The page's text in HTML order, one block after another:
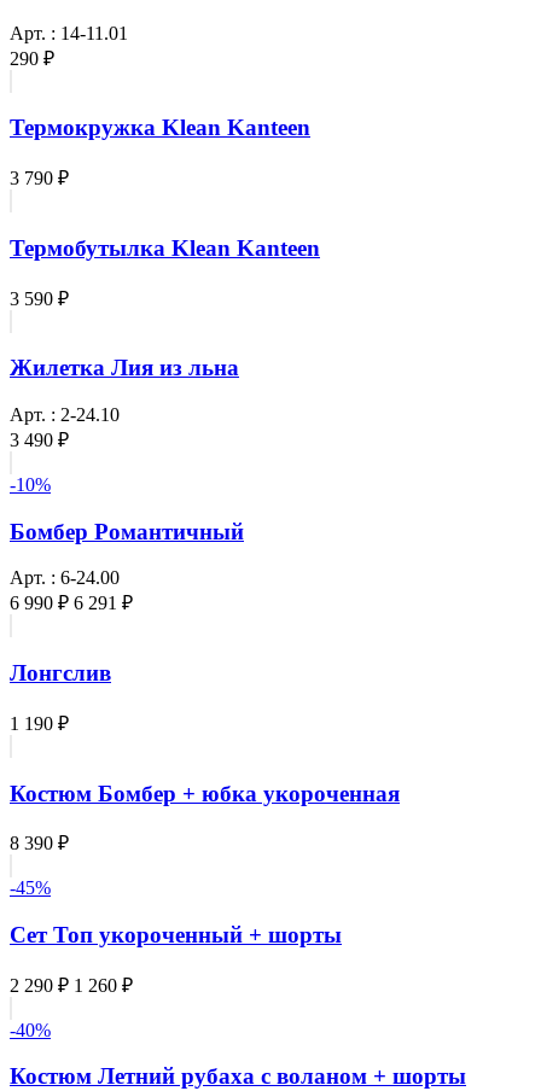
Арт. : 14-11.01
290 ₽
Термокружка Klean Kanteen
3 790 ₽
Термобутылка Klean Kanteen
3 590 ₽
Жилетка Лия из льна
Арт. : 2-24.10
3 490 ₽
-10%
Бомбер Романтичный
Арт. : 6-24.00
6 990 ₽ 6 291 ₽
Лонгслив
1 190 ₽
Костюм Бомбер + юбка укороченная
8 390 ₽
-45%
Сет Топ укороченный + шорты
2 290 ₽ 1 260 ₽
-40%
Костюм Летний рубаха с воланом + шорты